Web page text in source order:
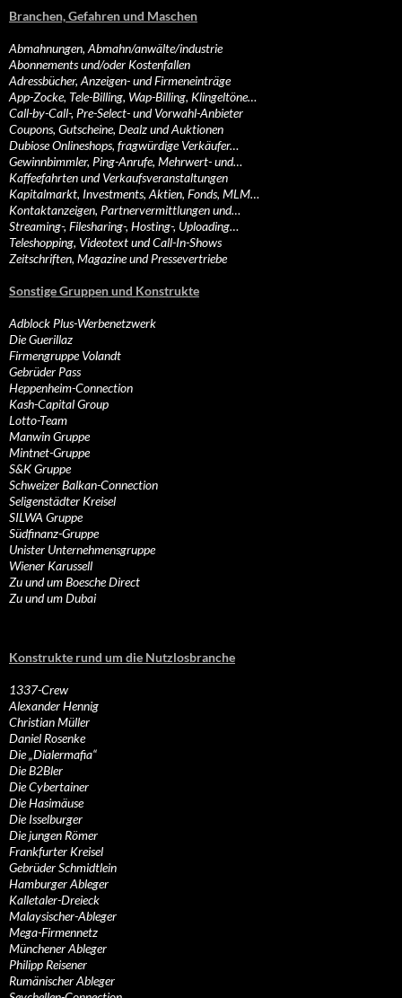
Branchen, Gefahren und Maschen
Abmahnungen, Abmahn/anwälte/industrie
Abonnements und/oder Kostenfallen
Adressbücher, Anzeigen- und Firmeneinträge
App-Zocke, Tele-Billing, Wap-Billing, Klingeltöne…
Call-by-Call-, Pre-Select- und Vorwahl-Anbieter
Coupons, Gutscheine, Dealz und Auktionen
Dubiose Onlineshops, fragwürdige Verkäufer…
Gewinnbimmler, Ping-Anrufe, Mehrwert- und…
Kaffeefahrten und Verkaufsveranstaltungen
Kapitalmarkt, Investments, Aktien, Fonds, MLM…
Kontaktanzeigen, Partnervermittlungen und…
Streaming-, Filesharing-, Hosting-, Uploading…
Teleshopping, Videotext und Call-In-Shows
Zeitschriften, Magazine und Pressevertriebe
Sonstige Gruppen und Konstrukte
Adblock Plus-Werbenetzwerk
Die Guerillaz
Firmengruppe Volandt
Gebrüder Pass
Heppenheim-Connection
Kash-Capital Group
Lotto-Team
Manwin Gruppe
Mintnet-Gruppe
S&K Gruppe
Schweizer Balkan-Connection
Seligenstädter Kreisel
SILWA Gruppe
Südfinanz-Gruppe
Unister Unternehmensgruppe
Wiener Karussell
Zu und um Boesche Direct
Zu und um Dubai
Konstrukte rund um die Nutzlosbranche
1337-Crew
Alexander Hennig
Christian Müller
Daniel Rosenke
Die „Dialermafia“
Die B2Bler
Die Cybertainer
Die Hasimäuse
Die Isselburger
Die jungen Römer
Frankfurter Kreisel
Gebrüder Schmidtlein
Hamburger Ableger
Kalletaler-Dreieck
Malaysischer-Ableger
Mega-Firmennetz
Münchener Ableger
Philipp Reisener
Rumänischer Ableger